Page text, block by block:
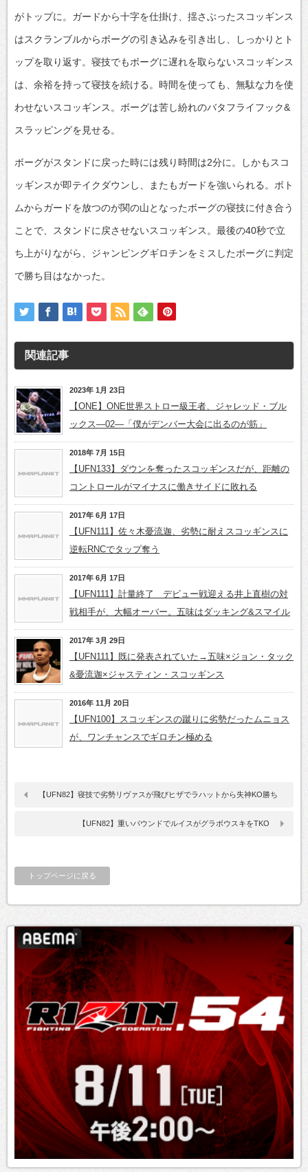
がトップに。ガードから十字を仕掛け、揺さぶったスコッギンス
はスクランブルからボーグの引き込みを引き出し、しっかりとト
ップを取り返す。寝技でもボーグに遅れを取らないスコッギンス
は、余裕を持って寝技を続ける。時間を使っても、無駄な力を使
わせないスコッギンス。ボーグは苦し紛れのバタフライフック&
スラッピングを見せる。
ボーグがスタンドに戻った時には残り時間は2分に。しかもスコ
ッギンスが即テイクダウンし、またもガードを強いられる。ボト
ムからガードを放つのが関の山となったボーグの寝技に付き合う
ことで、スタンドに戻させないスコッギンス。最後の40秒で立
ち上がりながら、ジャンピングギロチンをミスしたボーグに判定
で勝ち目はなかった。
関連記事
2023年 1月 23日
【ONE】ONE世界ストロー級王者、ジャレッド・ブル
ックス―02―「僕がデンバー大会に出るのが筋」
2018年 7月 15日
【UFN133】ダウンを奪ったスコッギンスだが、距離の
コントロールがマイナスに働きサイドに敗れる
2017年 6月 17日
【UFN111】佐々木憂流迦、劣勢に耐えスコッギンスに
逆転RNCでタップ奪う
2017年 6月 17日
【UFN111】計量終了 デビュー戦迎える井上直樹の対
戦相手が、大幅オーバー。五味はダッキング&スマイル
2017年 3月 29日
【UFN111】既に発表されていた→五味×ジョン・タック
&憂流迦×ジャスティン・スコッギンス
2016年 11月 20日
【UFN100】スコッギンスの蹴りに劣勢だったムニョス
が、ワンチャンスでギロチン極める
【UFN82】寝技で劣勢リヴァスが飛びヒザでラハットから失神KO勝ち
【UFN82】重いパウンドでルイスがグラボウスキをTKO
トップページに戻る